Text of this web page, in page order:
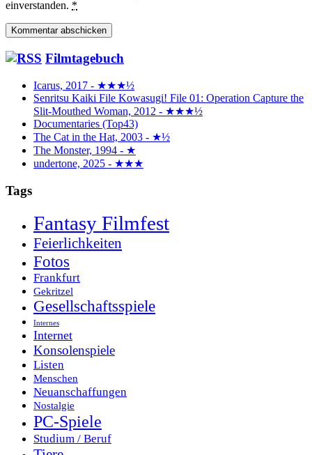
einverstanden. *
Filmtagebuch
Icarus, 2017 - ★★★½
Senritsu Kaiki File Kowasugi! File 01: Operation Capture the
Slit-Mouthed Woman, 2012 - ★★★½
Documentaries (Top43)
The Cat in the Hat, 2003 - ★½
The Monster, 1994 - ★
undertone, 2025 - ★★★
Tags
Fantasy Filmfest
Feierlichkeiten
Fotos
Frankfurt
Gekritzel
Gesellschaftsspiele
Internes
Internet
Konsolenspiele
Listen
Menschen
Neuanschaffungen
Nostalgie
PC-Spiele
Studium / Beruf